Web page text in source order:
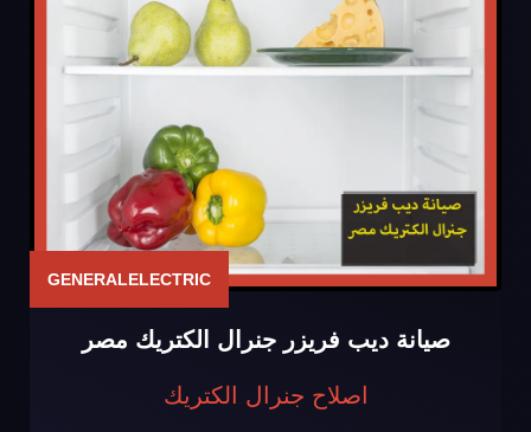
GENERALELECTRIC
صيانة ديب فريزر جنرال الكتريك مصر
اصلاح جنرال الكتريك